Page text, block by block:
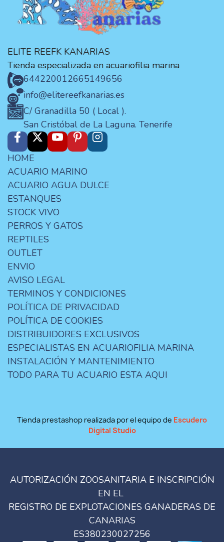
ELITE REEFK KANARIAS
Tienda especializada en acuariofilia marina
644220012665149656
info@elitereefkanarias.es
C/ Granadilla 50 ( Local ).
San Cristóbal de La Laguna. Tenerife
HOME
ACUARIO MARINO
ACUARIO AGUA DULCE
ESTANQUES
STOCK VIVO
PERROS Y GATOS
REPTILES
OUTLET
ENVIO
AVISO LEGAL
TERMINOS Y CONDICIONES
POLÍTICA DE PRIVACIDAD
POLÍTICA DE COOKIES
DISTRIBUIDORES EXCLUSIVOS
ESPECIALISTAS EN ACUARIOFILIA MARINA
INSTALACIÓN Y MANTENIMIENTO
TODO PARA TU ACUARIO ESTA AQUI
Tienda prestashop realizada por el equipo de Escudero
Digital Studio
AUTORIZACIÓN ZOOSANITARIA E INSCRIPCIÓN
EN EL
REGISTRO DE EXPLOTACIONES GANADERAS DE
CANARIAS
ES380230027256